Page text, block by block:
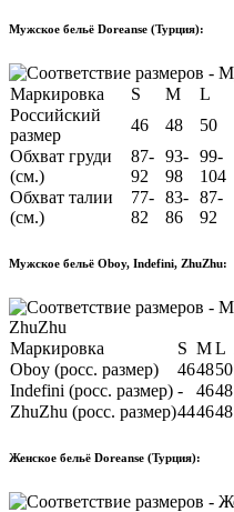
Мужское бельё Doreanse (Турция):
Маркировка S M L
Российский
размер
46 48 50
Обхват груди
(см.)
87-
92
93-
98
99-
104
Обхват талии
(см.)
77-
82
83-
86
87-
92
Мужское бельё Oboy, Indefini, ZhuZhu:
Маркировка S ML
Oboy (росс. размер)
464850
Indefini (росс. размер) - 4648
ZhuZhu (росс. размер)444648
Женское бельё Doreanse (Турция):